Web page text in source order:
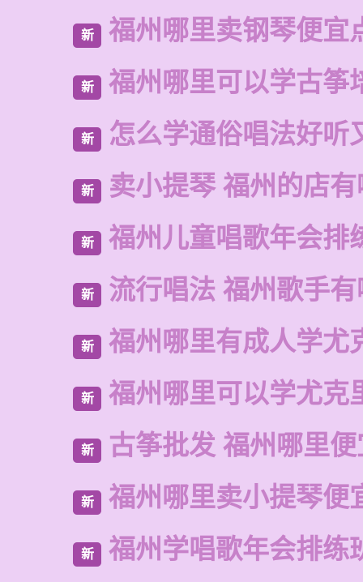
新 福州哪里卖钢琴便宜
新 福州哪里可以学古筝
新 怎么学通俗唱法好听
新 卖小提琴 福州的店
新 福州儿童唱歌年会排
新 流行唱法 福州歌手
新 福州哪里有成人学尤
新 福州哪里可以学尤克
新 古筝批发 福州哪里
新 福州哪里卖小提琴便
新 福州学唱歌年会排练